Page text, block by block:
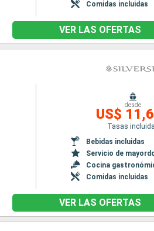
Comidas incluidas
VER LAS OFERTAS
desde
US$
Tasas
Bebidas incluidas
Servicio de
Cocina
Comidas incluidas
VER LAS OFERTAS